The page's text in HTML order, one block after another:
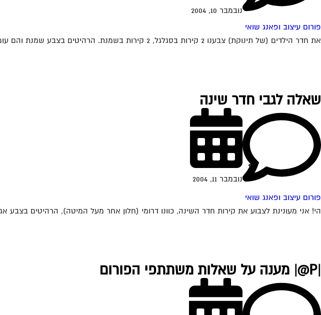
פורום עיצוב ופאנג שואי
נובמבר 10, 2004
את חדר הילדים (של תינוקת) צבענו 2 קירות בסגלגל, 2 קירות בשמנת. הרהיטים בצבע שמנת והם עומדים לפני הקירות הסגלגלים. דעתכן לגבי בחירת הצבעים ואשמח...
שאלה לגבי חדר שינה
פורום עיצוב ופאנג שואי
נובמבר 11, 2004
הי! אני מעונינת לצבוע את קירות חדר השינה, כוונו דרומי (חלון אחר מעל המיטה), הרהיטים בצבע
|P@| מענה על שאלות משתתפי הפורום